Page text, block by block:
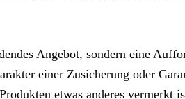
Angebot, sondern eine
einer Zusicherung oder
etwas anderes